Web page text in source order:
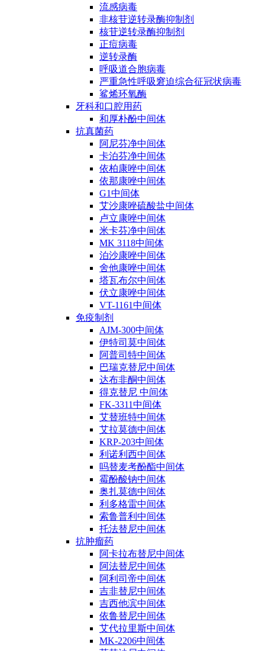
流感病毒
非核苷逆转录酶抑制剂
核苷逆转录酶抑制剂
正痘病毒
逆转录酶
呼吸道合胞病毒
严重急性呼吸窘迫综合征冠状病毒
鲨烯环氧酶
牙科和口腔用药
和厚朴酚中间体
抗真菌药
阿尼芬净中间体
卡泊芬净中间体
依柏康唑中间体
依那康唑中间体
G1中间体
艾沙康唑硫酸盐中间体
卢立康唑中间体
米卡芬净中间体
MK 3118中间体
泊沙康唑中间体
舍他康唑中间体
塔瓦布尔中间体
伏立康唑中间体
VT-1161中间体
免疫制剂
AJM-300中间体
伊特司莫中间体
阿普司特中间体
巴瑞克替尼中间体
达布非酮中间体
得克替尼 中间体
FK-3311中间体
艾替班特中间体
艾拉莫德中间体
KRP-203中间体
利诺利西中间体
吗替麦考酚酯中间体
霉酚酸钠中间体
奥扎莫德中间体
利多格雷中间体
索鲁普利中间体
托法替尼中间体
抗肿瘤药
阿卡拉布替尼中间体
阿法替尼中间体
阿利司帝中间体
吉非替尼中间体
吉西他滨中间体
依鲁替尼中间体
艾代拉里斯中间体
MK-2206中间体